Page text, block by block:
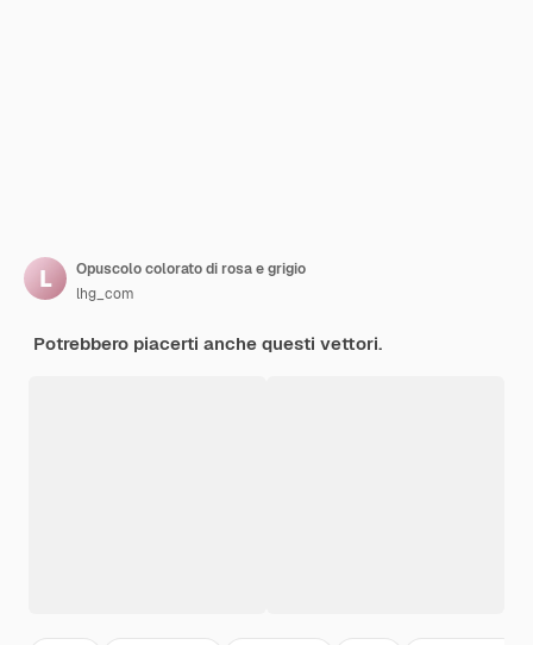
Opuscolo colorato di rosa e grigio
lhg_com
Potrebbero piacerti anche questi vettori.